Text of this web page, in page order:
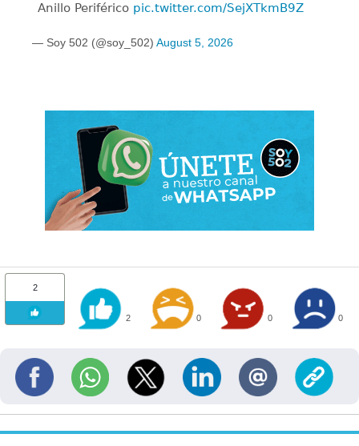
Anillo Periférico pic.twitter.com/SejXTkmB9Z
— Soy 502 (@soy_502) August 5, 2026
2
2 0 0 0